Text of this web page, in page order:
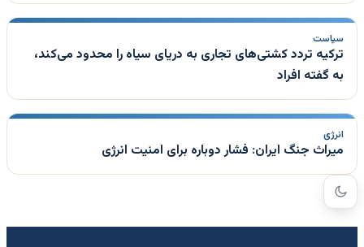
سیاست
ترکیه تردد کشتی‌های تجاری به دریای سیاه را محدود می‌کند،
به گفته افراد
انرژی
میراث جنگ ایران: فشار دوباره برای امنیت انرژی